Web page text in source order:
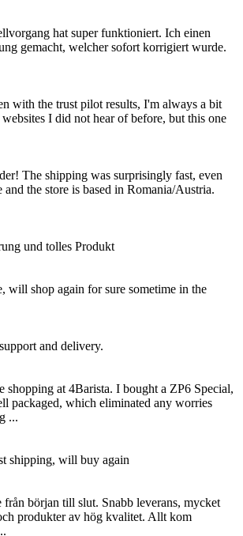
hat super funktioniert. Ich einen
gemacht, welcher sofort korrigiert wurde.
with the trust pilot results, I'm always a bit
I did not hear of before, but this one
The shipping was surprisingly fast, even
and the store is based in Romania/Austria.
und tolles Produkt
will shop again for sure sometime in the
and delivery.
shopping at 4Barista. I bought a ZP6 Special,
packaged, which eliminated any worries
...
shipping, will buy again
från början till slut. Snabb leverans, mycket
produkter av hög kvalitet. Allt kom